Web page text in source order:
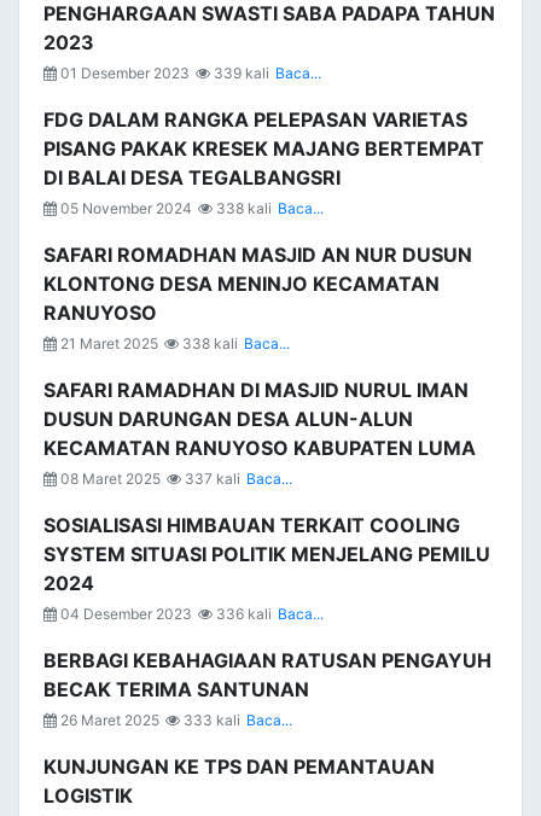
PENGHARGAAN SWASTI SABA PADAPA TAHUN
2023
01 Desember 2023 339 kali Baca...
FDG DALAM RANGKA PELEPASAN VARIETAS
PISANG PAKAK KRESEK MAJANG BERTEMPAT
DI BALAI DESA TEGALBANGSRI
05 November 2024 338 kali Baca...
SAFARI ROMADHAN MASJID AN NUR DUSUN
KLONTONG DESA MENINJO KECAMATAN
RANUYOSO
21 Maret 2025 338 kali Baca...
SAFARI RAMADHAN DI MASJID NURUL IMAN
DUSUN DARUNGAN DESA ALUN-ALUN
KECAMATAN RANUYOSO KABUPATEN LUMA
08 Maret 2025 337 kali Baca...
SOSIALISASI HIMBAUAN TERKAIT COOLING
SYSTEM SITUASI POLITIK MENJELANG PEMILU
2024
04 Desember 2023 336 kali Baca...
BERBAGI KEBAHAGIAAN RATUSAN PENGAYUH
BECAK TERIMA SANTUNAN
26 Maret 2025 333 kali Baca...
KUNJUNGAN KE TPS DAN PEMANTAUAN
LOGISTIK